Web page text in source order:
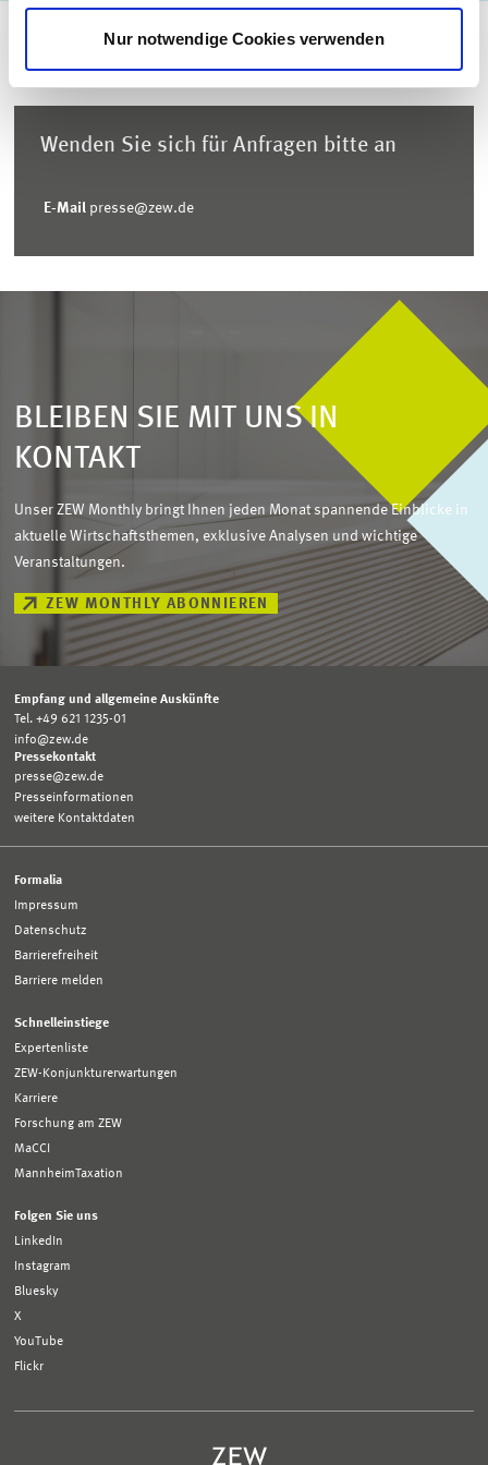
Nur notwendige Cookies verwenden
Wenden Sie sich für Anfragen bitte an
E-Mail presse@zew.de
BLEIBEN SIE MIT UNS IN
KONTAKT
Unser ZEW Monthly bringt Ihnen jeden Monat spannende Einblicke in
aktuelle Wirtschaftsthemen, exklusive Analysen und wichtige
Veranstaltungen.
ZEW MONTHLY ABONNIEREN
Empfang und allgemeine Auskünfte
Tel. +49 621 1235-01
info@zew.de
Pressekontakt
presse@zew.de
Presseinformationen
weitere Kontaktdaten
Formalia
Impressum
Datenschutz
Barrierefreiheit
Barriere melden
Schnelleinstiege
Expertenliste
ZEW-Konjunkturerwartungen
Karriere
Forschung am ZEW
MaCCI
MannheimTaxation
Folgen Sie uns
LinkedIn
Instagram
Bluesky
X
YouTube
Flickr